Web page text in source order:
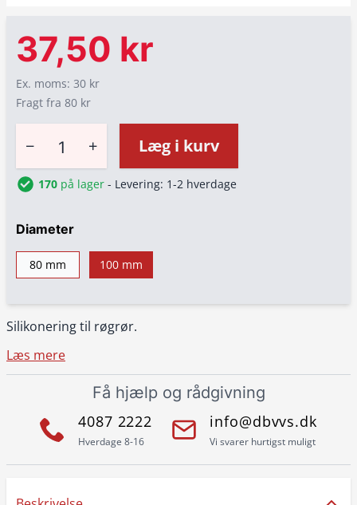
Silikonering til røgrør.
Læs mere
37,50 kr
Ex. moms: 30 kr
Fragt fra 80 kr
− + Læg i kurv
170 på lager - Levering: 1-2 hverdage
Diameter
80 mm 100 mm
Få hjælp og rådgivning
4087 2222
Hverdage 8-16
info@dbvvs.dk
Vi svarer hurtigst muligt